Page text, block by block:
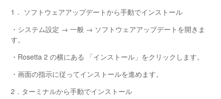
1． ソフトウェアアップデートから手動でインストール
・システム設定 → 一般 → ソフトウェアアップデートを開きま
す。
・Rosetta 2 の横にある 「インストール」をクリックします。
・画面の指示に従ってインストールを進めます。
2．ターミナルから手動でインストール